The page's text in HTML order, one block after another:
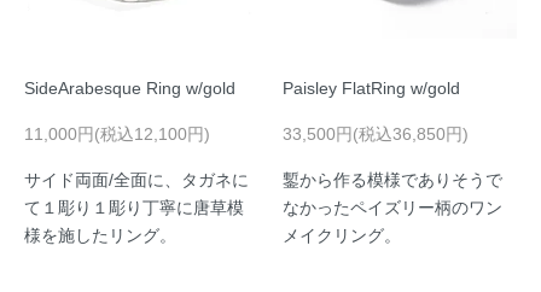
SideArabesque Ring w/gold
11,000円(税込12,100円)
サイド両面/全面に、タガネに
て１彫り１彫り丁寧に唐草模
様を施したリング。
Paisley FlatRing w/gold
33,500円(税込36,850円)
鏨から作る模様でありそうで
なかったペイズリー柄のワン
メイクリング。